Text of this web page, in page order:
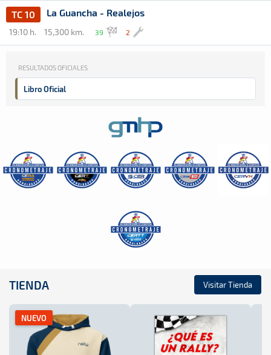
TC 10 La Guancha - Realejos
19:10 h. 15,300 km. 39 2
RESULTADOS OFICIALES
Libro Oficial
TIENDA Visitar Tienda
NUEVO